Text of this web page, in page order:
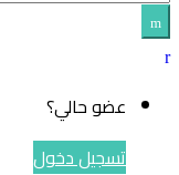
عضو حالي؟
تسجيل دخول